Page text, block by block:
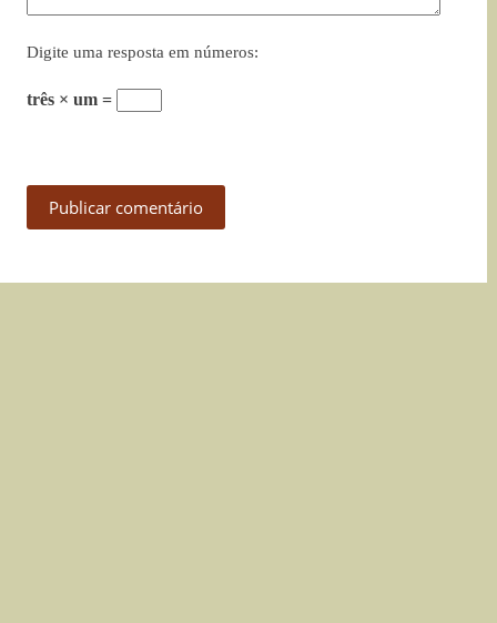
Digite uma resposta em números:
três × um =
Publicar comentário